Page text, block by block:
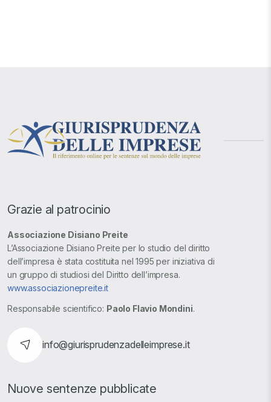
Grazie al patrocinio
Associazione Disiano Preite
L’Associazione Disiano Preite per lo studio del diritto
dell’impresa è stata costituita nel 1995 per iniziativa di
un gruppo di studiosi del Diritto dell’impresa.
www.associazionepreite.it
Responsabile scientifico: Paolo Flavio Mondini.
info@giurisprudenzadelleimprese.it
Nuove sentenze pubblicate